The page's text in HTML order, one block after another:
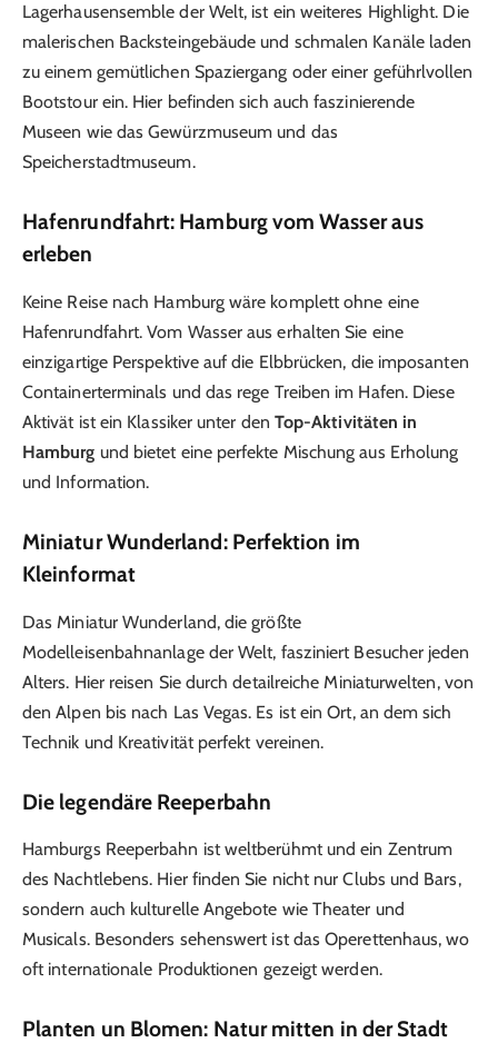
Lagerhausensemble der Welt, ist ein weiteres Highlight. Die
malerischen Backsteingebäude und schmalen Kanäle laden
zu einem gemütlichen Spaziergang oder einer geführlvollen
Bootstour ein. Hier befinden sich auch faszinierende
Museen wie das Gewürzmuseum und das
Speicherstadtmuseum.
Hafenrundfahrt: Hamburg vom Wasser aus
erleben
Keine Reise nach Hamburg wäre komplett ohne eine
Hafenrundfahrt. Vom Wasser aus erhalten Sie eine
einzigartige Perspektive auf die Elbbrücken, die imposanten
Containerterminals und das rege Treiben im Hafen. Diese
Aktivät ist ein Klassiker unter den Top-Aktivitäten in
Hamburg und bietet eine perfekte Mischung aus Erholung
und Information.
Miniatur Wunderland: Perfektion im
Kleinformat
Das Miniatur Wunderland, die größte
Modelleisenbahnanlage der Welt, fasziniert Besucher jeden
Alters. Hier reisen Sie durch detailreiche Miniaturwelten, von
den Alpen bis nach Las Vegas. Es ist ein Ort, an dem sich
Technik und Kreativität perfekt vereinen.
Die legendäre Reeperbahn
Hamburgs Reeperbahn ist weltberühmt und ein Zentrum
des Nachtlebens. Hier finden Sie nicht nur Clubs und Bars,
sondern auch kulturelle Angebote wie Theater und
Musicals. Besonders sehenswert ist das Operettenhaus, wo
oft internationale Produktionen gezeigt werden.
Planten un Blomen: Natur mitten in der Stadt